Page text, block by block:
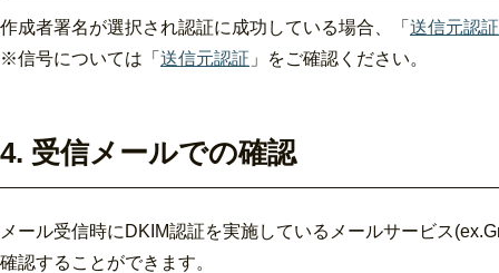
作成者署名が選択され認証に成功している場合、「 送信元認証
※信号については「 送信元認証 」をご確認ください。
4. 受信メールでの確認
メール受信時にDKIM認証を実施しているメールサービス
確認することができます。